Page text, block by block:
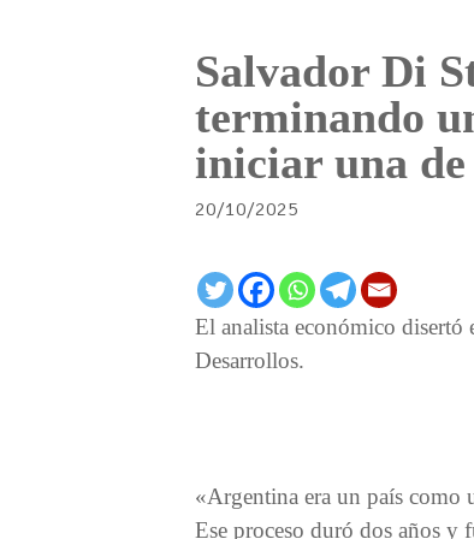
Salvador Di
terminando
iniciar una
20/10/2025
El analista económico
Desarrollos.
«Argentina era un país como
Ese proceso duró dos años y